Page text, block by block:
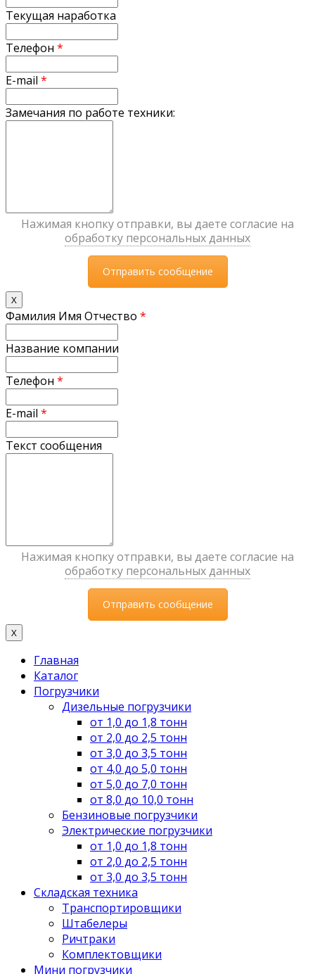
Текущая наработка
Телефон *
E-mail *
Замечания по работе техники:
Нажимая кнопку отправки, вы даете согласие на
обработку персональных данных
X
Фамилия Имя Отчество *
Название компании
Телефон *
E-mail *
Текст сообщения
Нажимая кнопку отправки, вы даете согласие на
обработку персональных данных
X
Главная
Каталог
Погрузчики
Дизельные погрузчики
от 1,0 до 1,8 тонн
от 2,0 до 2,5 тонн
от 3,0 до 3,5 тонн
от 4,0 до 5,0 тонн
от 5,0 до 7,0 тонн
от 8,0 до 10,0 тонн
Бензиновые погрузчики
Электрические погрузчики
от 1,0 до 1,8 тонн
от 2,0 до 2,5 тонн
от 3,0 до 3,5 тонн
Складская техника
Транспортировщики
Штабелеры
Ричтраки
Комплектовщики
Мини погрузчики